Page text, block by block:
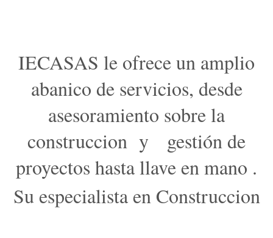
IECASAS le ofrece un amplio
abanico de servicios, desde
asesoramiento sobre la
construccion y gestión de
proyectos hasta llave en mano .
Su especialista en Construccion